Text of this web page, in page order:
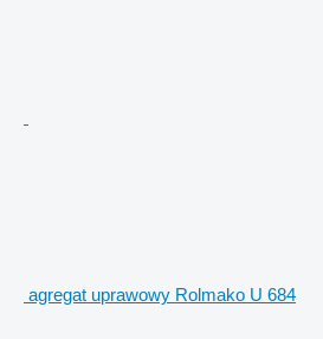
agregat uprawowy Rolmako U 684